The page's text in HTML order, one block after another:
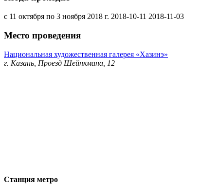
с 11 октября по 3 ноября 2018 г. 2018-10-11 2018-11-03
Место проведения
Национальная художественная галерея «Хазинэ»
г. Казань, Проезд Шейнкмана, 12
Станция метро